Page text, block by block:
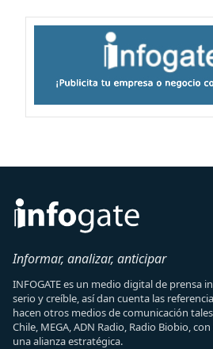
Informar, analizar, anticipar
INFOGATE es un medio digital de prensa
serio y creíble, así dan cuenta las
hacen otros medios de comunicación
Chile, MEGA, ADN Radio, Radio Biobio,
una alianza estratégica.